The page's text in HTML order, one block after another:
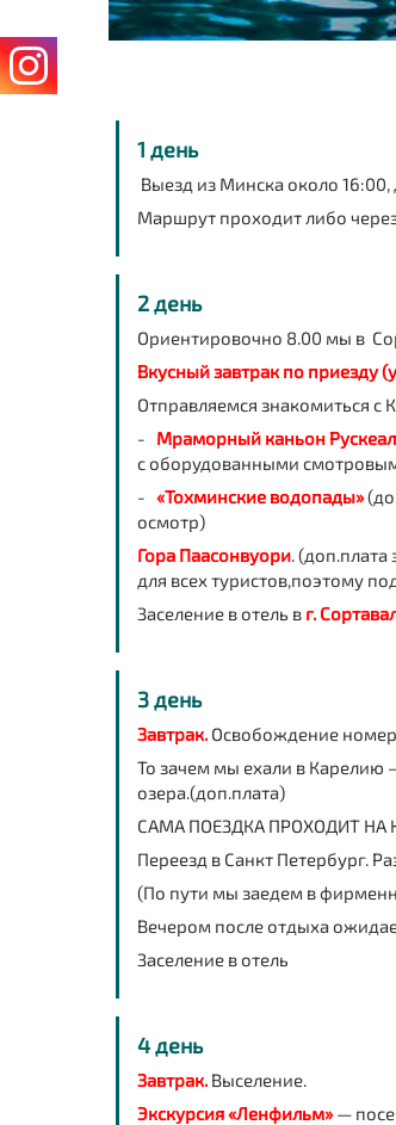
1 день
Выезд из Минска около
Маршрут проходит либо
2 день
Ориентировочно 8.00 мы в
Вкусный завтрак по приезду
Отправляемся знакомиться с
- Мраморный каньон
с оборудованными
-«Тохминские водопады»
осмотр)
Гора Паасонвуори .
для всех туристов,поэтому
Заселение в отель в г.
3 день
Завтрак. Освобождение
То зачем мы ехали в Карелию
озера.(доп.плата)
САМА ПОЕЗДКА ПРОХОДИТ НА
Переезд в Санкт Петербург.
(По пути мы заедем в
Вечером после отдыха
Заселение в отель
4 день
Завтрак. Выселение.
Экскурсия «Ленфильм» —